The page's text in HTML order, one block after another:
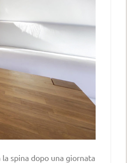
spina dopo una giornata